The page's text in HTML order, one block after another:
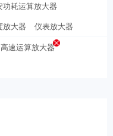
功耗运算放大器
放大器
仪表放大器
高速运算放大器